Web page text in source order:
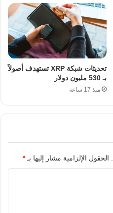
تحديثات شبكة XRP تستهدف أصولاً
بـ 530 مليون دولار
منذ 17 ساعة
الحقول الإلزامية مشار إليها بـ*